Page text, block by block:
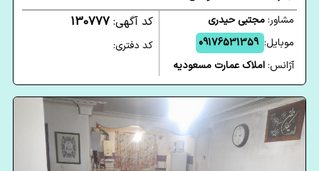
مشاور:مجتبی حیدری
موبایل: 09176531359
آژانس:املاک عمارت مسعودیه
کد آگهی: 130777
کد دفتری: